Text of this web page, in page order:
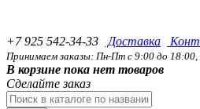
+7 925 542-34-33 Доставка
Принимаем заказы: Пн-Пт с 9:00 до
В корзине пока нет товаров
Сделайте заказ